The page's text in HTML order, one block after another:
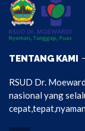
TENTANG KAMI
RSUD Dr.
nasional yang